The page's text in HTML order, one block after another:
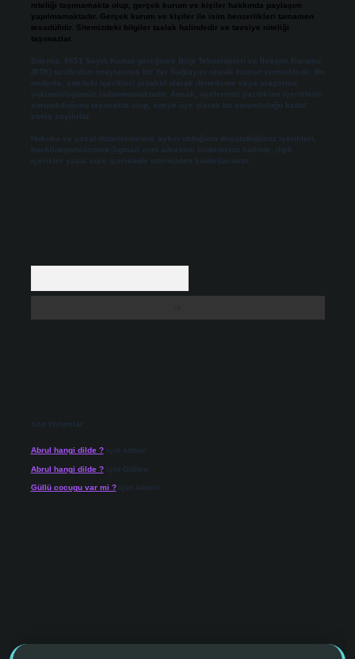
niteliği taşımamakta olup, gerçek kurum ve kişiler hakkında paylaşım
yapılmamaktadır. Gerçek kurum ve kişiler ile isim benzerlikleri tamamen
tesadüfidir. Sitemizdeki bilgiler taslak halindedir ve tavsiye niteliği
taşımazlar.
Sitemiz, 5651 Sayılı Kanun gereğince Bilgi Teknolojileri ve İletişim Kurumu
(BTK) tarafından onaylanmış bir Yer Sağlayıcı olarak hizmet vermektedir. Bu
nedenle, sitedeki içerikleri proaktif olarak denetleme veya araştırma
yükümlülüğümüz bulunmamaktadır. Ancak, üyelerimiz yazdıkları içeriklerin
sorumluluğunu taşımakta olup, siteye üye olarak bu sorumluluğu kabul
etmiş sayılırlar.
Hukuka ve yasal düzenlemelere aykırı olduğunu düşündüğünüz içerikleri,
backlinkpanelicomtr@gmail.com adresine bildirmeniz halinde, ilgili
içerikler yasal süre içerisinde sitemizden kaldırılacaktır.
Son Yorumlar
Abrul hangi dilde ?için admin
Abrul hangi dilde ?için Gülten
Güllü cocugu var mi ?için admin